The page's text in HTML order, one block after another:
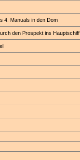
4. Manuals in den Dom
den Prospekt ins Hauptschiff